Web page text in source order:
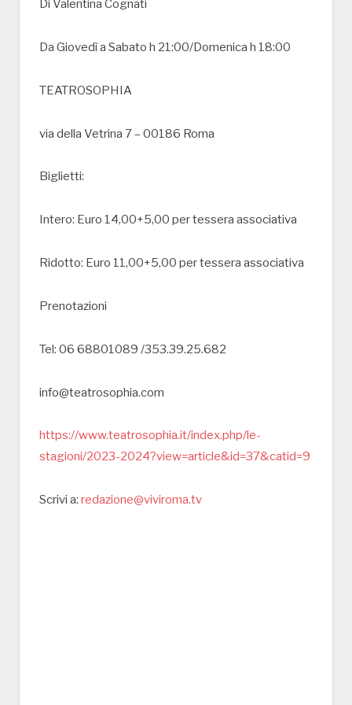
Di Valentina Cognati
Da Giovedì a Sabato h 21:00/Domenica h 18:00
TEATROSOPHIA
via della Vetrina 7 – 00186 Roma
Biglietti:
Intero: Euro 14,00+5,00 per tessera associativa
Ridotto: Euro 11,00+5,00 per tessera associativa
Prenotazioni
Tel: 06 68801089 /353.39.25.682
info@teatrosophia.com
https://www.teatrosophia.it/index.php/le-
stagioni/2023-2024?view=article&id=37&catid=9
Scrivi a: redazione@viviroma.tv